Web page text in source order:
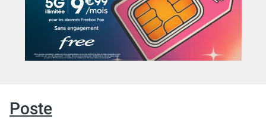
Poste